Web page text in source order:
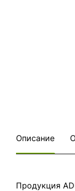
Описание
Продукция